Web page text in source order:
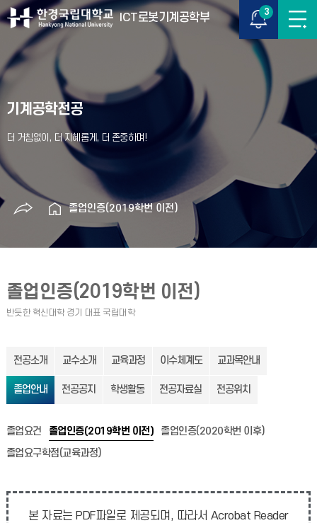
ICT로봇기계공학부 3
기계공학전공
졸업인증(2019학번 이전)
졸업인증(2019학번 이전)
전공소개 교수소개 교육과정 이수체계도 교과목안내
졸업안내 전공공지 학생활동 전공자료실 전공위치
졸업요건 졸업인증(2019학번 이전)
졸업인증(2020학번 이후)
졸업요구학점(교육과정)
본 자료는 PDF파일로 제공되며, 따라서 Acrobat Reader